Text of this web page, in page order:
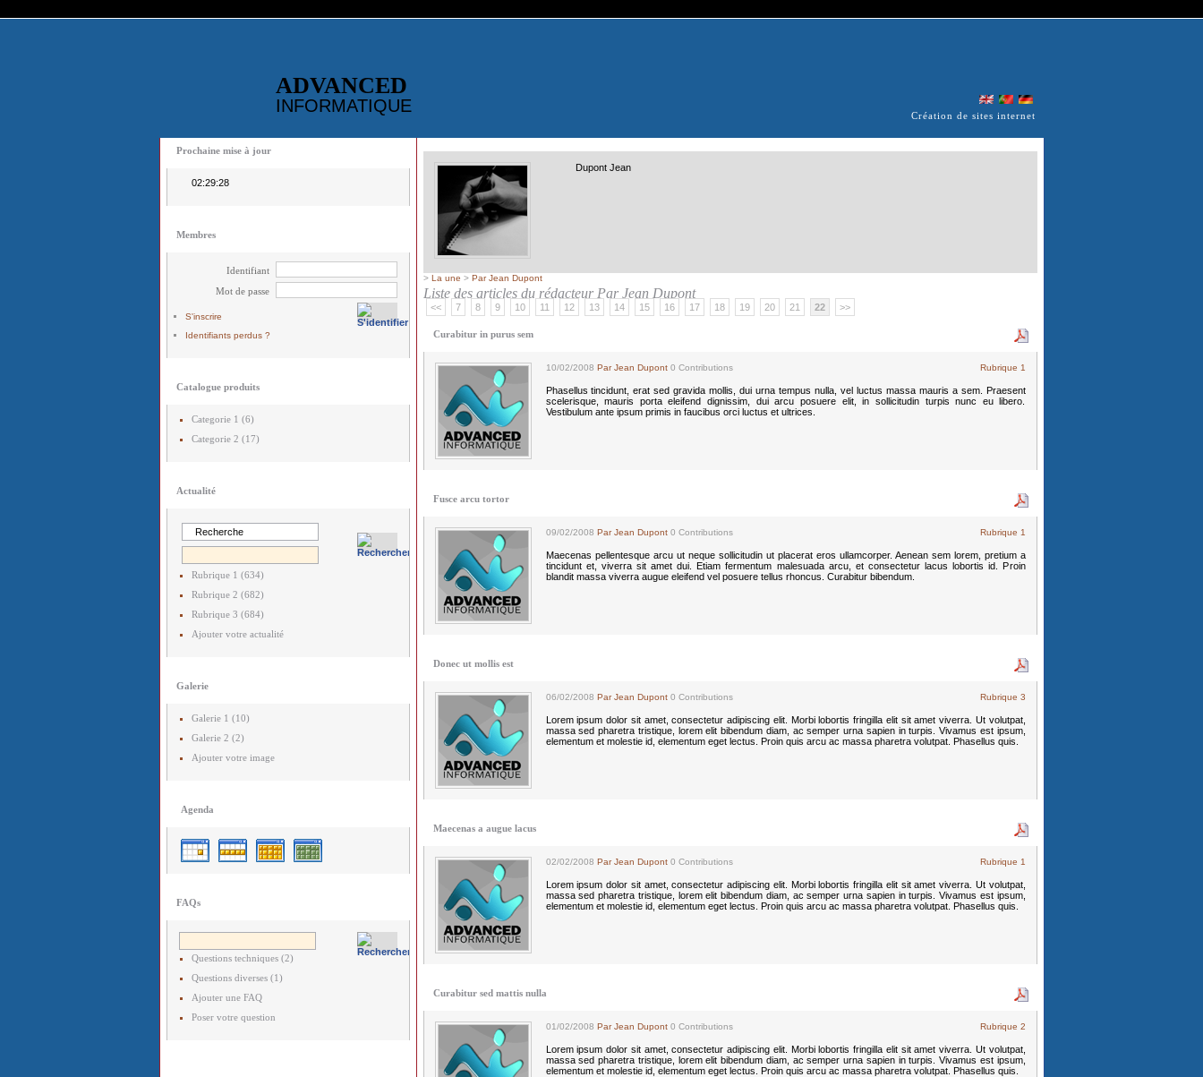
ADVANCED
INFORMATIQUE Création de sites internet
Prochaine mise à jour
02:29:28
Membres
Identifiant
Mot de passe
S'inscrire
Identifiants perdus ?
Catalogue produits
Categorie 1 (6)
Categorie 2 (17)
Actualité
Rubrique 1 (634)
Rubrique 2 (682)
Rubrique 3 (684)
Ajouter votre actualité
Galerie
Galerie 1 (10)
Galerie 2 (2)
Ajouter votre image
Agenda
FAQs
Questions techniques (2)
Questions diverses (1)
Ajouter une FAQ
Poser votre question
Dupont Jean
> La une > Par Jean Dupont
Liste des articles du rédacteur Par Jean Dupont
<< 7 8 9 10 11 12 13 14 15 16 17 18 19 20 21 22 >>
Curabitur in purus sem
Rubrique 1
10/02/2008 Par Jean Dupont0 Contributions
Phasellus tincidunt, erat sed gravida mollis, dui urna tempus nulla, vel luctus massa mauris a sem. Praesent
scelerisque, mauris porta eleifend dignissim, dui arcu posuere elit, in sollicitudin turpis nunc eu libero.
Vestibulum ante ipsum primis in faucibus orci luctus et ultrices.
Fusce arcu tortor
Rubrique 1
09/02/2008 Par Jean Dupont0 Contributions
Maecenas pellentesque arcu ut neque sollicitudin ut placerat eros ullamcorper. Aenean sem lorem, pretium a
tincidunt et, viverra sit amet dui. Etiam fermentum malesuada arcu, et consectetur lacus lobortis id. Proin
blandit massa viverra augue eleifend vel posuere tellus rhoncus. Curabitur bibendum.
Donec ut mollis est
Rubrique 3
06/02/2008 Par Jean Dupont0 Contributions
Lorem ipsum dolor sit amet, consectetur adipiscing elit. Morbi lobortis fringilla elit sit amet viverra. Ut volutpat,
massa sed pharetra tristique, lorem elit bibendum diam, ac semper urna sapien in turpis. Vivamus est ipsum,
elementum et molestie id, elementum eget lectus. Proin quis arcu ac massa pharetra volutpat. Phasellus quis.
Maecenas a augue lacus
Rubrique 1
02/02/2008 Par Jean Dupont0 Contributions
Lorem ipsum dolor sit amet, consectetur adipiscing elit. Morbi lobortis fringilla elit sit amet viverra. Ut volutpat,
massa sed pharetra tristique, lorem elit bibendum diam, ac semper urna sapien in turpis. Vivamus est ipsum,
elementum et molestie id, elementum eget lectus. Proin quis arcu ac massa pharetra volutpat. Phasellus quis.
Curabitur sed mattis nulla
Rubrique 2
01/02/2008 Par Jean Dupont0 Contributions
Lorem ipsum dolor sit amet, consectetur adipiscing elit. Morbi lobortis fringilla elit sit amet viverra. Ut volutpat,
massa sed pharetra tristique, lorem elit bibendum diam, ac semper urna sapien in turpis. Vivamus est ipsum,
elementum et molestie id, elementum eget lectus. Proin quis arcu ac massa pharetra volutpat. Phasellus quis.